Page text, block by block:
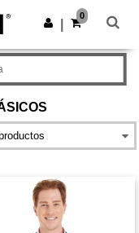
Descargar app
0